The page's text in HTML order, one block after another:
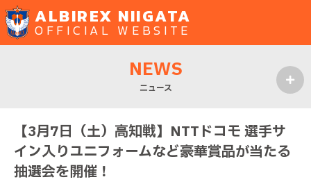
ALBIREX NIIGATA
OFFICIAL WEBSITE
NEWS
ニュース
【3月7日（土）高知戦】NTTドコモ 選手サ
イン入りユニフォームなど豪華賞品が当たる
抽選会を開催！